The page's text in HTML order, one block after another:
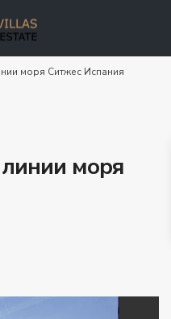
моря Ситжес Испания
моря